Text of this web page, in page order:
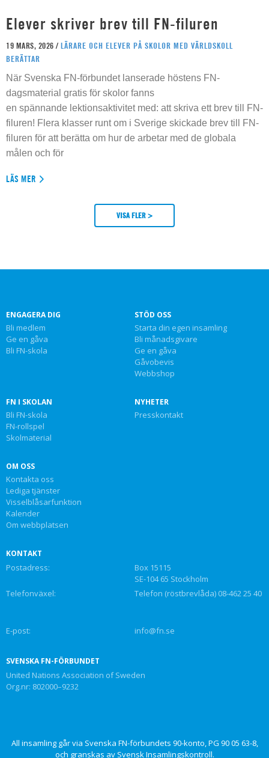
Elever skriver brev till FN-filuren
19 MARS, 2026 / LÄRARE OCH ELEVER PÅ SKOLOR MED VÄRLDSKOLL
BERÄTTAR
När Svenska FN-förbundet lanserade höstens FN-
dagsmaterial gratis för skolor fanns
en spännande lektionsaktivitet med: att skriva ett brev till FN-
filuren! Flera klasser runt om i Sverige skickade brev till FN-
filuren för att berätta om hur de arbetar med de globala
målen och för
LÄS MER
VISA FLER >
ENGAGERA DIG
Bli medlem
Ge en gåva
Bli FN-skola
STÖD OSS
Starta din egen insamling
Bli månadsgivare
Ge en gåva
Gåvobevis
Webbshop
FN I SKOLAN
Bli FN-skola
FN-rollspel
Skolmaterial
NYHETER
Presskontakt
OM OSS
Kontakta oss
Lediga tjänster
Visselblåsarfunktion
Kalender
Om webbplatsen
KONTAKT
Postadress:
Box 15115
SE-104 65 Stockholm
Telefonväxel:
Telefon (röstbrevlåda) 08-462 25 40
E-post: info@fn.se
SVENSKA FN-FÖRBUNDET
United Nations Association of Sweden
Org.nr: 802000–9232
All insamling går via Svenska FN-förbundets 90-konto, PG 90 05 63-8,
och granskas av Svensk Insamlingskontroll.